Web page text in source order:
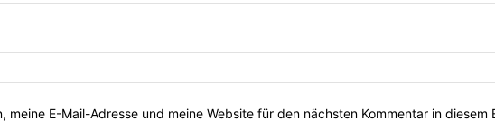
meine E-Mail-Adresse und meine Website für den nächsten Kommentar in diesem